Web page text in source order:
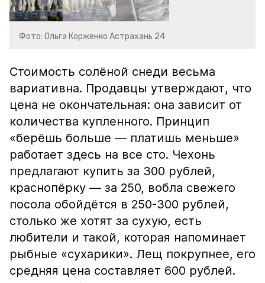
Фото: Ольга Корженко Астрахань 24
Стоимость солёной снеди весьма
вариативна. Продавцы утверждают, что
цена не окончательная: она зависит от
количества купленного. Принцип
«берёшь больше — платишь меньше»
работает здесь на все сто. Чехонь
предлагают купить за 300 рублей,
краснопёрку — за 250, вобла свежего
посола обойдётся в 250-300 рублей,
столько же хотят за сухую, есть
любители и такой, которая напоминает
рыбные «сухарики». Лещ покрупнее, его
средняя цена составляет 600 рублей.